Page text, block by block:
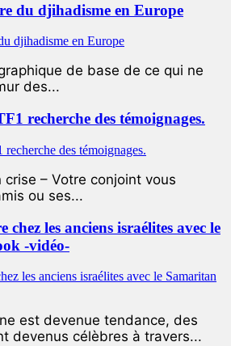
du djihadisme en Europe
de base de ce qui ne
des...
recherche des témoignages.
– Votre conjoint vous
ou ses...
les anciens israélites avec le
-vidéo-
est devenue tendance, des
devenus célèbres à travers...